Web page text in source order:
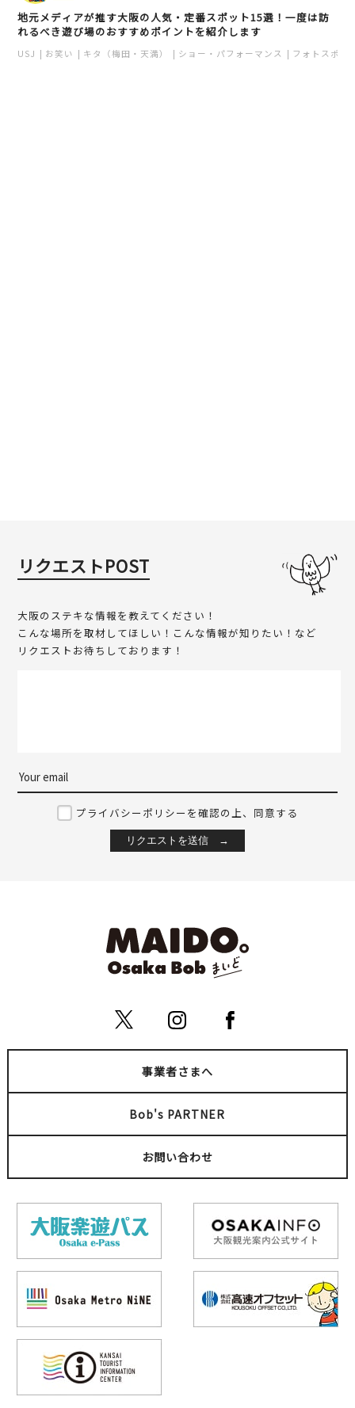
地元メディアが推す大阪の人気・定番スポット15選！一度は訪
れるべき遊び場のおすすめポイントを紹介します
USJ お笑い キタ（梅田・天満） ショー・パフォーマンス フォトスポッ
リクエストPOST
大阪のステキな情報を教えてください！
こんな場所を取材してほしい！こんな情報が知りたい！など
リクエストお待ちしております！
プライバシーポリシーを確認の上、同意する
事業者さまへ
Bob's PARTNER
お問い合わせ